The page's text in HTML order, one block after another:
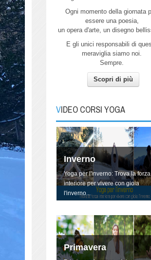
Ogni momento della giornata
essere una poesia,
un opera d'arte, un disegno
E gli unici responsabili di
meraviglia siamo noi.
Sempre.
Scopri di più
VIDEO CORSI YOGA
Autunno
Pratica Yoga con me per
Inverno
Yoga per l'inverno: Trova la forza
interiore per vivere con gioia
l'inverno...
Primavera
Primavera è amore, gioia e